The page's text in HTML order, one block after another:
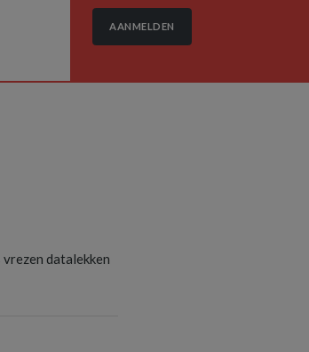
AANMELDEN
datalekken